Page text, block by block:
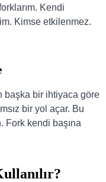
Kendi
Kimse etkilenmez.
başka bir ihtiyaca göre
bir yol açar. Bu
Fork kendi başına